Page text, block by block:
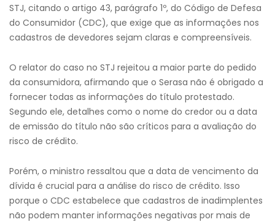
STJ, citando o artigo 43, parágrafo 1º, do Código de Defesa
do Consumidor (CDC), que exige que as informações nos
cadastros de devedores sejam claras e compreensíveis.
O relator do caso no STJ rejeitou a maior parte do pedido
da consumidora, afirmando que o Serasa não é obrigado a
fornecer todas as informações do título protestado.
Segundo ele, detalhes como o nome do credor ou a data
de emissão do título não são críticos para a avaliação do
risco de crédito.
Porém, o ministro ressaltou que a data de vencimento da
dívida é crucial para a análise do risco de crédito. Isso
porque o CDC estabelece que cadastros de inadimplentes
não podem manter informações negativas por mais de